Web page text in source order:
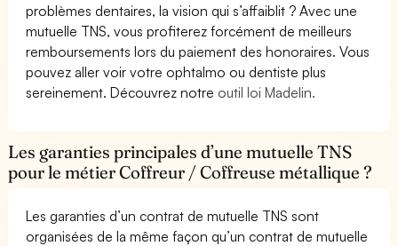
problèmes dentaires, la vision qui s’affaiblit ? Avec une
mutuelle TNS, vous profiterez forcément de meilleurs
remboursements lors du paiement des honoraires. Vous
pouvez aller voir votre ophtalmo ou dentiste plus
sereinement. Découvrez notre outil loi Madelin.
Les garanties principales d’une mutuelle TNS
pour le métier Coffreur / Coffreuse métallique ?
Les garanties d’un contrat de mutuelle TNS sont
organisées de la même façon qu’un contrat de mutuelle